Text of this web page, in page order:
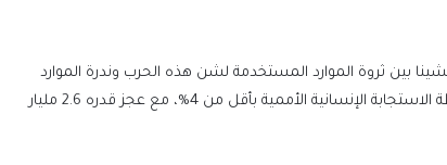
بين ثروة الموارد المستخدمة لشن هذه الحرب وندرة الموارد
القادرة على معالجة عواقبها. وحتى الآن، تم تمويل خطة الاستجابة الإنسانية الأممية بأقل من 4%، مع عجز قدره 2.6 مليار